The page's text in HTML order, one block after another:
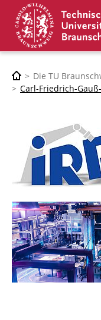
Die TU
Carl-Friedrich-